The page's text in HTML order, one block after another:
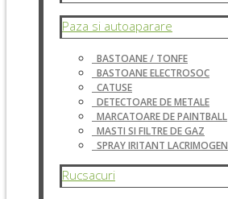
Paza si autoaparare
BASTOANE / TONFE
BASTOANE ELECTROSOC
CATUSE
DETECTOARE DE METALE
MARCATOARE DE PAINTBALL
MASTI SI FILTRE DE GAZ
SPRAY IRITANT LACRIMOGEN
Rucsacuri